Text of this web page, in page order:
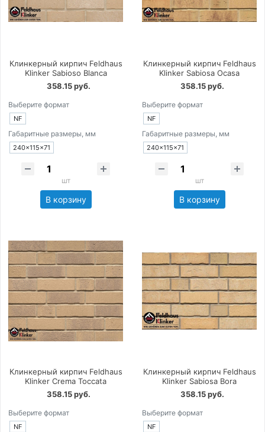
Клинкерный кирпич Feldhaus
Klinker Sabioso Blanca
358.15 руб.
Выберите формат
NF
Габаритные размеры, мм
240×115×71
шт
В корзину
Клинкерный кирпич Feldhaus
Klinker Sabiosa Ocasa
358.15 руб.
Выберите формат
NF
Габаритные размеры, мм
240×115×71
шт
В корзину
Клинкерный кирпич Feldhaus
Klinker Crema Toccata
358.15 руб.
Выберите формат
NF
Клинкерный кирпич Feldhaus
Klinker Sabiosa Bora
358.15 руб.
Выберите формат
NF